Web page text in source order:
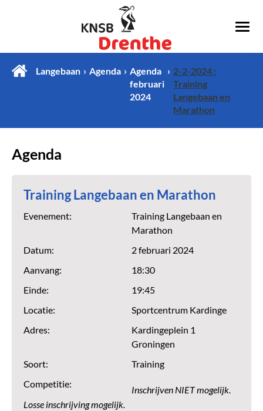
Langebaan Agenda
Agenda
februari
2024
2-2-2024 :
Training
Langebaan en
Marathon
Agenda
Training Langebaan en Marathon
Evenement:
Training Langebaan en
Marathon
Datum:
2 februari 2024
Aanvang:
18:30
Einde:
19:45
Locatie:
Sportcentrum Kardinge
Adres:
Kardingeplein 1
Groningen
Soort:
Training
Competitie:
Inschrijven NIET mogelijk.
Losse inschrijving mogelijk.